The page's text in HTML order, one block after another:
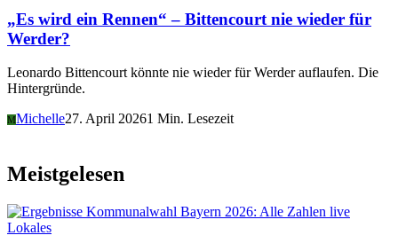
„Es wird ein Rennen“ – Bittencourt nie wieder für
Werder?
Leonardo Bittencourt könnte nie wieder für Werder auflaufen. Die
Hintergründe.
MMichelle27. April 20261 Min. Lesezeit
Meistgelesen
Lokales